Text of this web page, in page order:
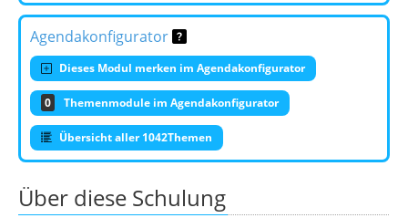
Agendakonfigurator
Dieses Modul merken im Agendakonfigurator
0 Themenmodule im Agendakonfigurator
Übersicht aller 1042Themen
Über diese Schulung